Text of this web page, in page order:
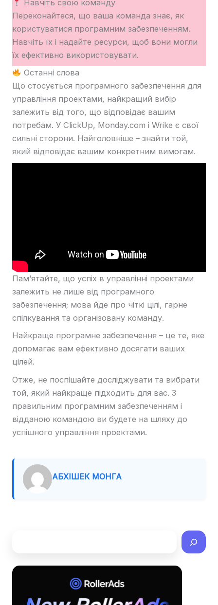
Навчіть свою команду
Переконайтеся, що ваша команда знає, як
користуватися програмним забезпеченням.
Навчіть їх і надайте ресурси, щоб вони могли
їх ефективно використовувати.
Останні слова
Що стосується програмного забезпечення для
управління проектами, найкращий вибір
залежить від того, що відповідає вашим
потребам. У ClickUp, Monday.com і Wrike є свої
сильні сторони. Найголовніше – знайти той,
який відповідає вашим конкретним вимогам.
Пам’ятайте, що успіх в управлінні проектами
залежить не лише від програмного
забезпечення; мова йде про чіткі цілі, гарне
спілкування та організовану команду.
Найкраще програмне забезпечення – це те, яке
допомагає вам ефективно досягати ваших
цілей.
Отже, не поспішайте досліджувати та вибрати
той, який найкраще підходить для вас. З
правильним програмним забезпеченням і
відданою командою ви будете на шляху до
успішного управління проектами.
АБХІШЕК МОНГА